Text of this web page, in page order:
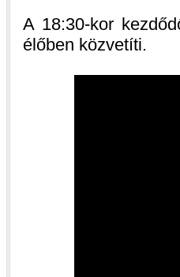
A 18:30-kor
élőben közvetíti.